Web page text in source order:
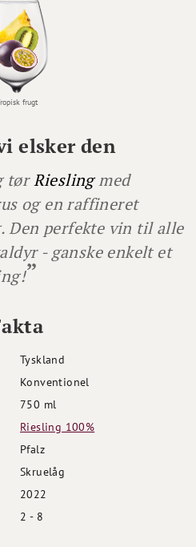
elsker den
tørRieslingmed
og en raffineret
Den perfekte vin til alle
- ganske enkelt et
Tyskland
Konventionel
750 ml
Riesling 100%
Pfalz
Skruelåg
2022
2 - 8
frugt